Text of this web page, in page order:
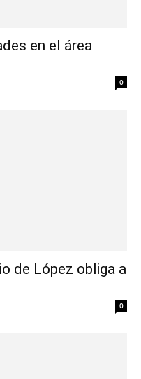
en el área
0
de López obliga a
0